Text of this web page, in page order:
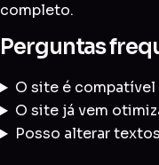
completo.
Perguntas
O site é
O site já vem
Posso alterar